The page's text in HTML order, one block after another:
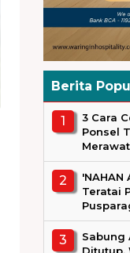
Berita
3 Cara
Ponsel
'NAHAN
Teratai
Sabung